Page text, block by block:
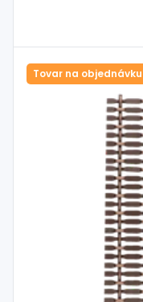
Tovar na objednávku